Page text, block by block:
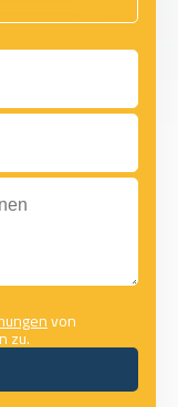
von
zu.